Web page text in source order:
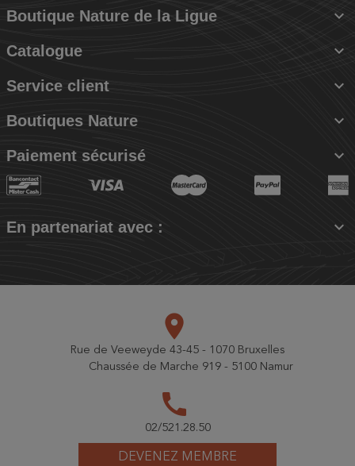
Boutique Nature de la Ligue 
Catalogue 
Service client 
Boutiques Nature 
Paiement sécurisé 
En partenariat avec : 
DEVENEZ MEMBRE
place
Rue de Veeweyde 43-45 - 1070 Bruxelles
Chaussée de Marche 919 - 5100 Namur
call
02/521.28.50